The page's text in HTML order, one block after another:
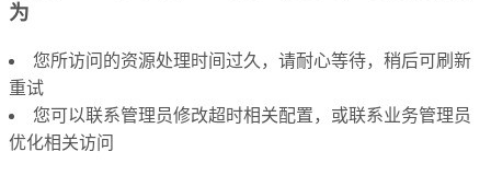
为
您所访问的资源处理时间过久，请耐心等待，稍后可刷新
重试
您可以联系管理员修改超时相关配置，或联系业务管理员
优化相关访问